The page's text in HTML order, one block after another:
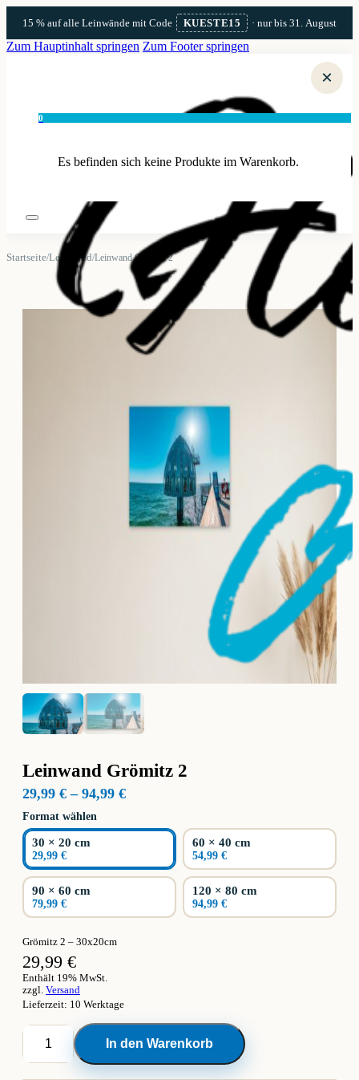
15 % auf alle Leinwände mit Code KUESTE15 · nur bis 31. August
Zum Hauptinhalt springen Zum Footer springen
0
Es befinden sich keine Produkte im Warenkorb.
×
Startseite/Leinwand/Leinwand Grömitz 2
Leinwand Grömitz 2
29,99 € – 94,99 €Preisspanne:
bis
Format wählen
30 × 20 cm
29,99 €
60 × 40 cm
54,99 €
90 × 60 cm
79,99 €
120 × 80 cm
94,99 €
Grömitz 2 – 30x20cm
29,99 €
Enthält 19% MwSt.
zzgl. Versand
Lieferzeit: 10 Werktage
Leinwand
Grömitz
2
In den Warenkorb